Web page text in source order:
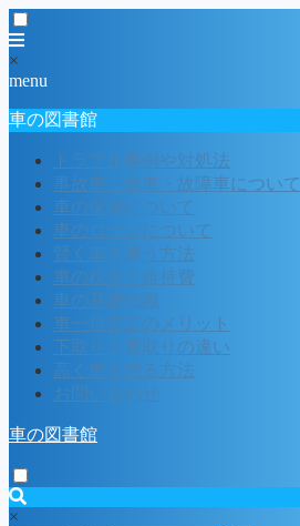
×
menu
車の図書館
トラブル事例や対処法
事故車・廃車・故障車について
車の保険について
車のローンについて
賢く車を買う方法
車の税金と維持費
車の基礎知識
車一括査定のメリット
下取りと買取りの違い
高く車を売る方法
お問い合わせ
車の図書館
×